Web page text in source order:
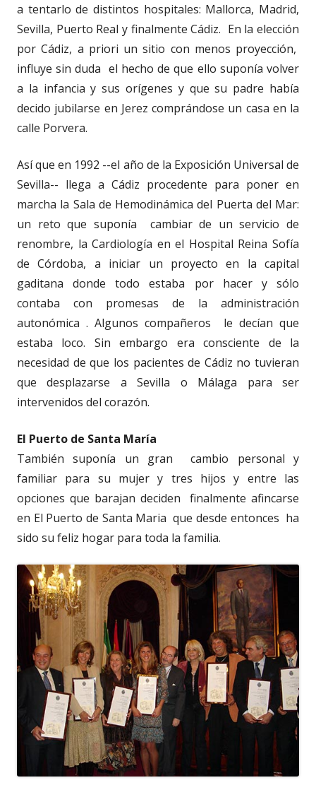
a tentarlo de distintos hospitales: Mallorca, Madrid,
Sevilla, Puerto Real y finalmente Cádiz. En la elección
por Cádiz, a priori un sitio con menos proyección,
influye sin duda el hecho de que ello suponía volver
a la infancia y sus orígenes y que su padre había
decido jubilarse en Jerez comprándose un casa en la
calle Porvera.
Así que en 1992 --el año de la Exposición Universal de
Sevilla-- llega a Cádiz procedente para poner en
marcha la Sala de Hemodinámica del Puerta del Mar:
un reto que suponía cambiar de un servicio de
renombre, la Cardiología en el Hospital Reina Sofía
de Córdoba, a iniciar un proyecto en la capital
gaditana donde todo estaba por hacer y sólo
contaba con promesas de la administración
autonómica . Algunos compañeros le decían que
estaba loco. Sin embargo era consciente de la
necesidad de que los pacientes de Cádiz no tuvieran
que desplazarse a Sevilla o Málaga para ser
intervenidos del corazón.
El Puerto de Santa María
También suponía un gran cambio personal y
familiar para su mujer y tres hijos y entre las
opciones que barajan deciden finalmente afincarse
en El Puerto de Santa Maria que desde entonces ha
sido su feliz hogar para toda la familia.